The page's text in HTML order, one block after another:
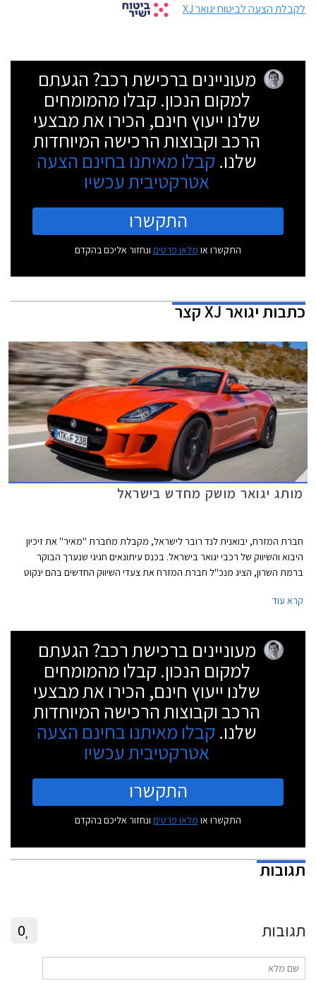
לקבלת הצעה לביטוח יגואר XJ
מעוניינים ברכישת רכב? הגעתם
למקום הנכון. קבלו מהמומחים
שלנו ייעוץ חינם, הכירו את מבצעי
הרכב וקבוצות הרכישה המיוחדות
שלנו. קבלו מאיתנו בחינם הצעה
אטרקטיבית עכשיו
התקשרו
התקשרו או מלאו פרטים ונחזור אליכם בהקדם
כתבותיגואר XJ קצר
מותג יגואר מושק מחדש בישראל
חברת המזרח, יבואנית לנד רובר לישראל, מקבלת מחברת ''מאיר'' את זיכיון
היבוא והשיווק של רכבי יגואר בישראל. בכנס עיתונאים חגיגי שנערך הבוקר
ברמת השרון, הציג מנכ''ל חברת המזרח את צעדי השיווק החדשים בהם ינקוט
יכלול חניכת אולמות תצוגה חדשים, שדרוג מועדון יגואר ישראל, מעורבות
ישתנה משמעותית בשל העברת הזיכיון.
קרא עוד
מעוניינים ברכישת רכב? הגעתם
למקום הנכון. קבלו מהמומחים
שלנו ייעוץ חינם, הכירו את מבצעי
הרכב וקבוצות הרכישה המיוחדות
שלנו. קבלו מאיתנו בחינם הצעה
אטרקטיבית עכשיו
התקשרו
התקשרו או מלאו פרטים ונחזור אליכם בהקדם
תגובות
תגובות 0